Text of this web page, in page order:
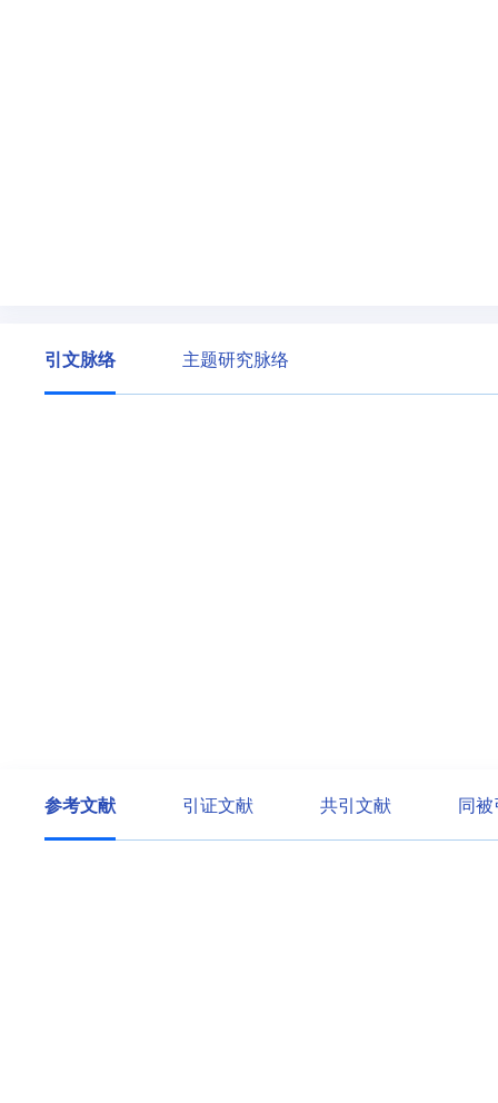
引文脉络 主题研究脉络
参考文献 引证文献 共引文献 同